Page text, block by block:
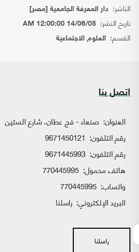
الناشر: دار المعرفة الجامعية [مصر]
تاريخ النشر: 14/06/05 12:00:00 AM
القسم: العلوم الاجتماعية
اتصل بنا
العنوان: صنعاء - فج عطان، شارع الستين
رقم التلفون: 9671450121
رقم التلفون: 9671445993
هاتف محمول: 770445995
واتساب:
البريد الإلكتروني: راسلنا
راسلنا